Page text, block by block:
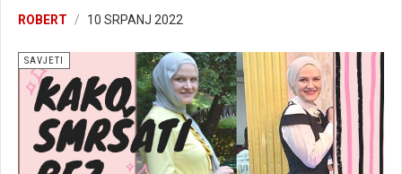
ROBERT 10 SRPANJ 2022
SAVJETI